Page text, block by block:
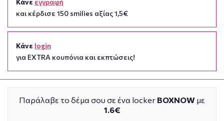
Κάνε εγγραφή
και κέρδισε 150 smilies αξίας 1,5€
Κάνε login
για EXTRA κουπόνια και εκπτώσεις!
Παράλαβε το δέμα σου σε ένα locker BOXNOW με
1.6€